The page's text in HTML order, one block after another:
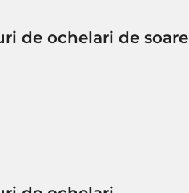
de ochelari de soare